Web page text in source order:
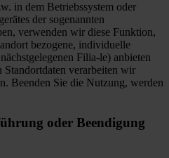
in dem Betriebssystem oder
der sogenannten
verwenden wir diese Funktion,
bezogene, individuelle
Filia-le) anbieten
Standortdaten verarbeiten wir
Beenden Sie die Nutzung, werden
oder Beendigung